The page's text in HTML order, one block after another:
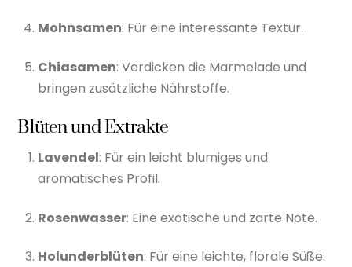
Mohnsamen: Für eine interessante Textur.
Chiasamen: Verdicken die Marmelade und
bringen zusätzliche Nährstoffe.
Blüten und Extrakte
Lavendel: Für ein leicht blumiges und
aromatisches Profil.
Rosenwasser: Eine exotische und zarte Note.
Holunderblüten: Für eine leichte, florale Süße.